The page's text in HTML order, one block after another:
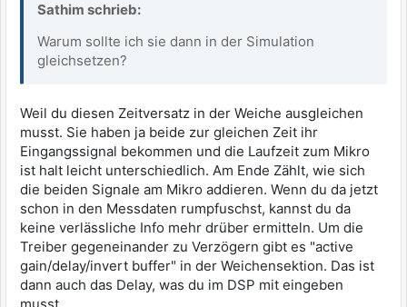
Sathim schrieb:
Warum sollte ich sie dann in der Simulation
gleichsetzen?
Weil du diesen Zeitversatz in der Weiche ausgleichen
musst. Sie haben ja beide zur gleichen Zeit ihr
Eingangssignal bekommen und die Laufzeit zum Mikro
ist halt leicht unterschiedlich. Am Ende Zählt, wie sich
die beiden Signale am Mikro addieren. Wenn du da jetzt
schon in den Messdaten rumpfuschst, kannst du da
keine verlässliche Info mehr drüber ermitteln. Um die
Treiber gegeneinander zu Verzögern gibt es "active
gain/delay/invert buffer" in der Weichensektion. Das ist
dann auch das Delay, was du im DSP mit eingeben